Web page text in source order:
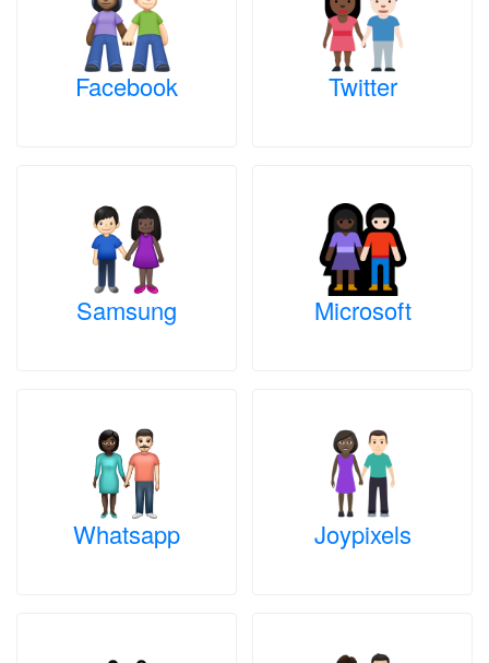
Facebook Twitter
Samsung Microsoft
Whatsapp Joypixels